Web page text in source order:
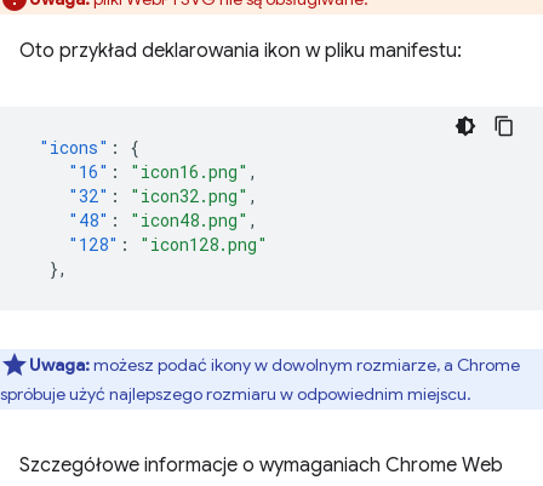
Oto przykład deklarowania ikon w pliku manifestu:
"icons" :
{
"16" : "icon16.png" ,
"32" : "icon32.png" ,
"48" : "icon48.png" ,
"128" :
"icon128.png"
},
Uwaga:możesz podać ikony w dowolnym rozmiarze, a Chrome
spróbuje użyć najlepszego rozmiaru w odpowiednim miejscu.
Szczegółowe informacje o wymaganiach Chrome Web